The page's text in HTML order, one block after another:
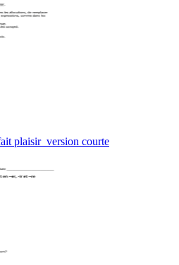
plaisir_version courte